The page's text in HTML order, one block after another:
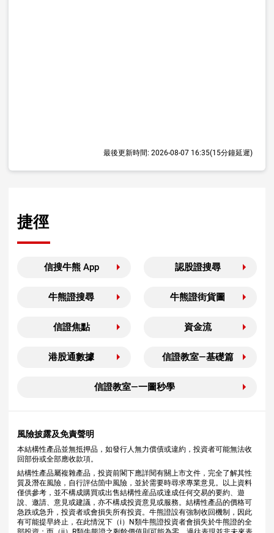
最後更新時間: 2026-08-07 16:35(15分鐘延遲)
捷徑
信搜牛熊 App 認股證搜尋
牛熊證搜尋 牛熊證街貨圖
信證焦點 資金流
港股通數據 信證教室—基礎篇
信證教室—一圖秒學
風險披露及免責聲明
本結構性產品並無抵押品，如發行人無力償債或違約，投資者可能無法收
回部份或全部應收款項。
結構性產品屬複雜產品，投資前閣下應詳閱有關上市文件，完全了解其性
質及潛在風險，自行評估箇中風險，並於需要時尋求專業意見。以上資料
僅供參考，並不構成購買或出售結構性産品或達成任何交易的要約、遊
說、邀請、意見或建議，亦不構成投資意見或服務。結構性產品的價格可
急跌或急升，投資者或會損失所有投資。牛熊證設有強制收回機制，因此
有可能提早終止，在此情況下（i）N類牛熊證投資者會損失於牛熊證的全